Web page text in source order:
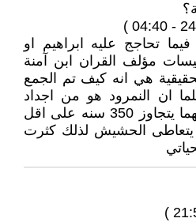
تحاجج عليه ابراهيم او
مؤلف القران ابن آمنة
هي انه كيف تم الجمع
ان النمرود هو من اجداد
ابراهيم والفرق الزمني بينهما يتجاوز 350 سنه على اقل
يتعاطى الحشيش لذلك كثرت